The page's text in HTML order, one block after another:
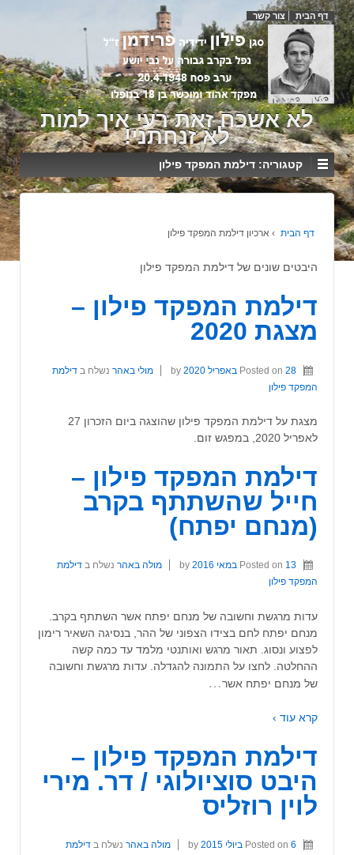
דף הבית צור קשר
לא אשכח זאת רעי איך למות
לא זנחתני!
קטגוריה: דילמת המפקד פילון
דף הבית › ארכיון דילמת המפקד פילון
היבטים שונים של דילמת המפקד פילון
דילמת המפקד פילון –
מצגת 2020
Posted on 28 באפריל 2020 מולי באהר נשלח ב דילמת
המפקד פילון
מצגת על דילמת המפקד פילון שהוצגה ביום הזכרון 27
לאפריל 2020, במפגש זום.
דילמת המפקד פילון –
חייל שהשתתף בקרב
(מנחם יפתח)
Posted on 13 במאי 2016 מולה באהר נשלח ב דילמת
המפקד פילון
עדות מרגשת וחשובה של מנחם יפתח אשר השתתף בקרב.
מנחם יפתח לחם בצידו הצפוני של ההר, בנסיגה השאיר רימון
לפצוע ונסוג. תאור מרגש ואותנטי מלמד עד כמה קשה
ההחלטה. לחצו על התמונה להגדלה. עדות מרגשת וחשובה
של מנחם יפתח אשר…
קרא עוד ›
דילמת המפקד פילון –
היבט סוציולוגי / דר. מירי
לוין רוזליס
Posted on 6 ביולי 2015 מולה באהר נשלח ב דילמת